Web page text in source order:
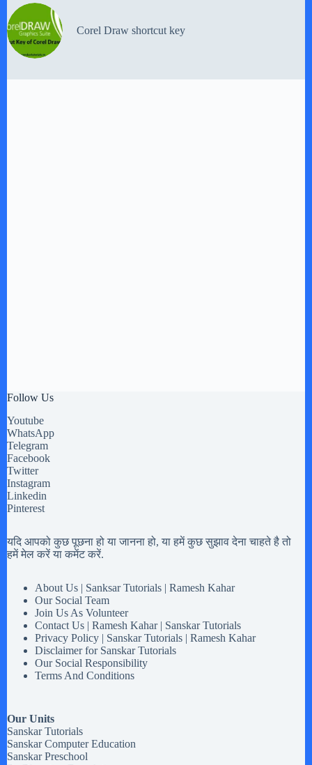
Corel Draw shortcut key
Follow Us
Youtube
WhatsApp
Telegram
Facebook
Twitter
Instagram
Linkedin
Pinterest
यदि आपको कुछ पूछना हो या जानना हो, या हमें कुछ सुझाव देना चाहते है तो
हमें मेल करें या कमेंट करें.
About Us | Sanksar Tutorials | Ramesh Kahar
Our Social Team
Join Us As Volunteer
Contact Us | Ramesh Kahar | Sanskar Tutorials
Privacy Policy | Sanskar Tutorials | Ramesh Kahar
Disclaimer for Sanskar Tutorials
Our Social Responsibility
Terms And Conditions
Our Units
Sanskar Tutorials
Sanskar Computer Education
Sanskar Preschool